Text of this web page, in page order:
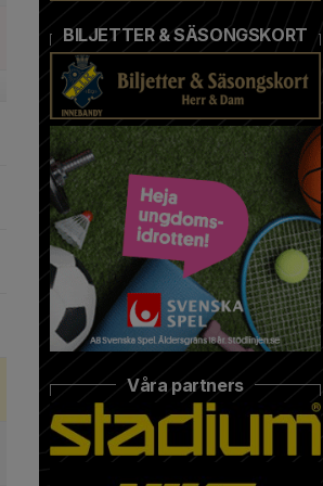
BILJETTER & SÄSONGSKORT
Våra partners